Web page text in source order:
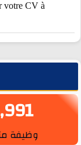
votre CV à
2,991
وظيفة متاحة